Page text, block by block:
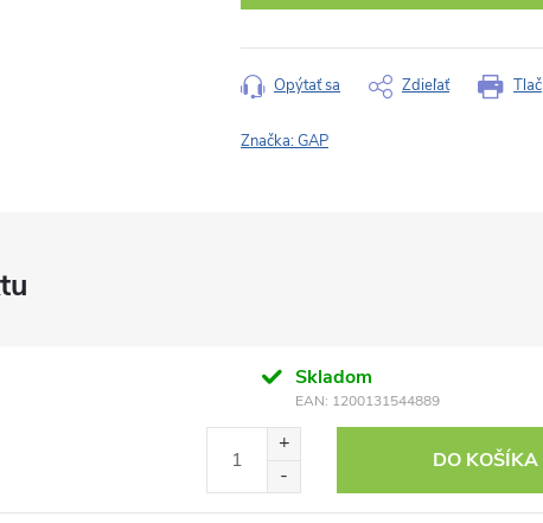
Tlač
Opýtať sa Zdieľať
Značka:GAP
Skladom
EAN: 1200131544889
DO KOŠÍKA